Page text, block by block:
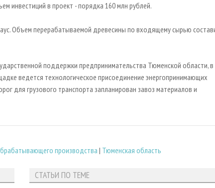
инвестиций в проект - порядка 160 млн рублей.
Объем перерабатываемой древесины по входящему сырью
поддержки предпринимательства Тюменской области, в
ведется технологическое присоединение энергопринимающих
для грузового транспорта запланирован завоз материалов и
производства | Тюменская область
СТАТЬИ ПО ТЕМЕ